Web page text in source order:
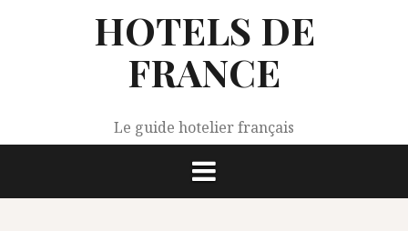
HOTELS DE
FRANCE
Le guide hotelier français